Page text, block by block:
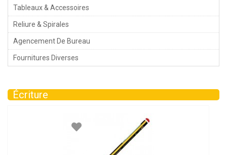
Tableaux & Accessoires
Reliure & Spirales
Agencement De Bureau
Fournitures Diverses
Écriture